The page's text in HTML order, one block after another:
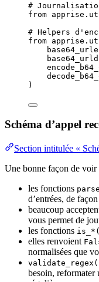
#
from
# Helpers
from
)
Schéma d’appel
Section intitulée «
Une bonne façon de voir
les fonctions
d’entrées, de
beaucoup
vous permet de
les fonctions
elles renvoient
normalisées que
besoin, reformater